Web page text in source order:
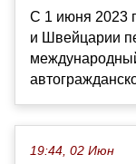
С 1 июня 2023
и Швейцарии
19:44, 02 Июн